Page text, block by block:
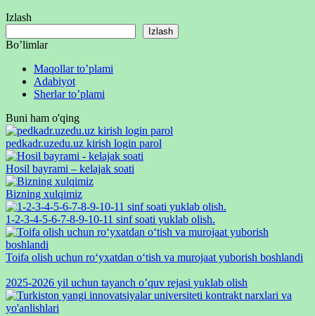
Izlash
Izlash
Bo’limlar
Maqollar to’plami
Adabiyot
Sherlar to’plami
Buni ham o'qing
pedkadr.uzedu.uz kirish login parol
Hosil bayrami – kelajak soati
Bizning xulqimiz
1-2-3-4-5-6-7-8-9-10-11 sinf soati yuklab olish.
Toifa olish uchun roʻyxatdan oʻtish va murojaat yuborish boshlandi
2025-2026 yil uchun tayanch o’quv rejasi yuklab olish